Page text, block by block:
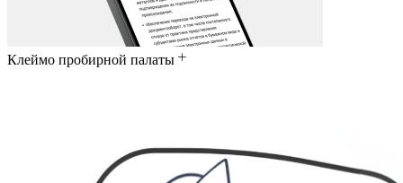
Клеймо пробирной палаты